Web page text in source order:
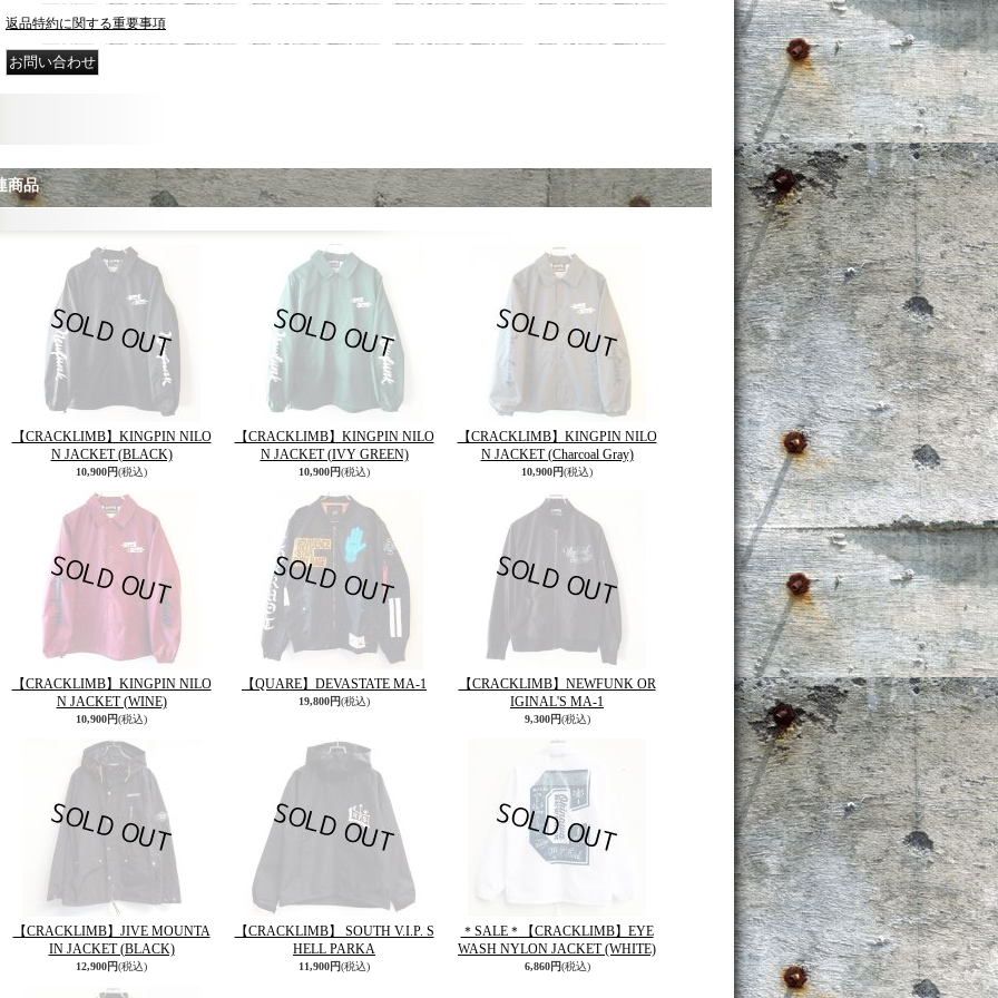
返品特約に関する重要事項
商品
【CRACKLIMB】KINGPIN NILO
N JACKET (BLACK)
10,900円(税込)
【CRACKLIMB】KINGPIN NILO
N JACKET (IVY GREEN)
10,900円(税込)
【CRACKLIMB】KINGPIN NILO
N JACKET (Charcoal Gray)
10,900円(税込)
【CRACKLIMB】KINGPIN NILO
N JACKET (WINE)
10,900円(税込)
【QUARE】DEVASTATE MA-1
19,800円(税込)
【CRACKLIMB】NEWFUNK OR
IGINAL'S MA-1
9,300円(税込)
【CRACKLIMB】JIVE MOUNTA
IN JACKET (BLACK)
12,900円(税込)
【CRACKLIMB】 SOUTH V.I.P. S
HELL PARKA
11,900円(税込)
＊SALE＊【CRACKLIMB】EYE
WASH NYLON JACKET (WHITE)
6,860円(税込)